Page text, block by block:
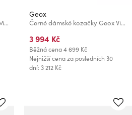
Černé dámské kozačky Geox Miereille
Geox
Černé dámské kozačky Geox Virnilisa 65
3 994 Kč
Běžná cena4 699 Kč
Nejnižší cena za posledních 30
dní: 3 212 Kč